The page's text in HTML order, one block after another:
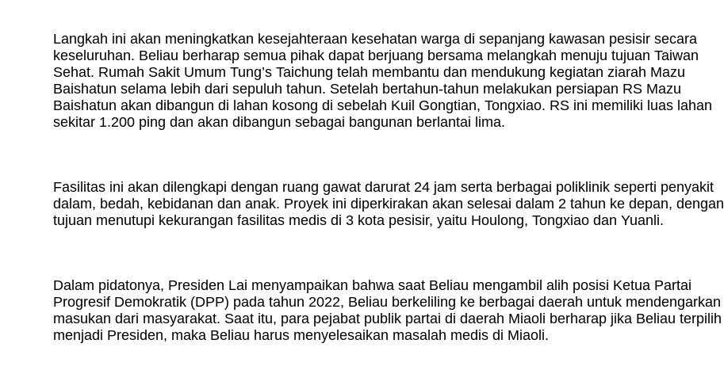
Langkah ini akan meningkatkan kesejahteraan kesehatan warga di sepanjang kawasan pesisir secara
keseluruhan. Beliau berharap semua pihak dapat berjuang bersama melangkah menuju tujuan Taiwan
Sehat. Rumah Sakit Umum Tung’s Taichung telah membantu dan mendukung kegiatan ziarah Mazu
Baishatun selama lebih dari sepuluh tahun. Setelah bertahun-tahun melakukan persiapan RS Mazu
Baishatun akan dibangun di lahan kosong di sebelah Kuil Gongtian, Tongxiao. RS ini memiliki luas lahan
sekitar 1.200 ping dan akan dibangun sebagai bangunan berlantai lima.
Fasilitas ini akan dilengkapi dengan ruang gawat darurat 24 jam serta berbagai poliklinik seperti penyakit
dalam, bedah, kebidanan dan anak. Proyek ini diperkirakan akan selesai dalam 2 tahun ke depan, dengan
tujuan menutupi kekurangan fasilitas medis di 3 kota pesisir, yaitu Houlong, Tongxiao dan Yuanli.
Dalam pidatonya, Presiden Lai menyampaikan bahwa saat Beliau mengambil alih posisi Ketua Partai
Progresif Demokratik (DPP) pada tahun 2022, Beliau berkeliling ke berbagai daerah untuk mendengarkan
masukan dari masyarakat. Saat itu, para pejabat publik partai di daerah Miaoli berharap jika Beliau terpilih
menjadi Presiden, maka Beliau harus menyelesaikan masalah medis di Miaoli.